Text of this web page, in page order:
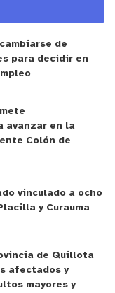
de
para decidir en
avanzar en la
Colón de
vinculado a ocho
y Curauma
de Quillota
afectados y
mayores y